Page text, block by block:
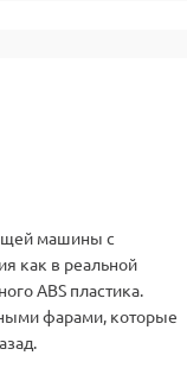
машины с
как в реальной
ABS пластика.
фарами, которые